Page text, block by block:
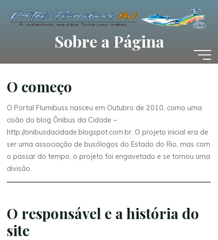
para
Sobre a Página
O começo
O Portal Flumibuss nasceu em Outubro de 2010, como uma
cisão do blog Ônibus da Cidade –
http://onibusdacidade.blogspot.com.br. O projeto inicial era de
ser uma associação de busólogos do Estado do Rio, mas com
o passar do tempo, o projeto foi engavetado e se tornou uma
divisão.
O responsável e a história do
site